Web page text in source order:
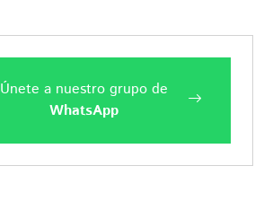
Únete a nuestro grupo de
WhatsApp